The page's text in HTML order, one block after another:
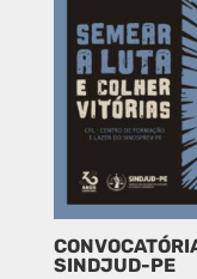
SINDJUD-PE